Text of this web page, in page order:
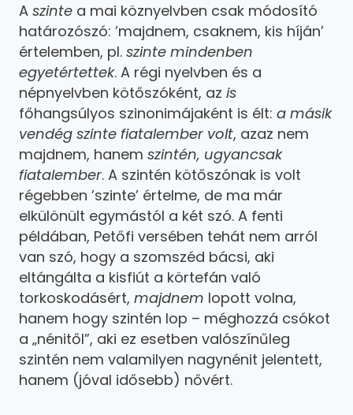
A szinte a mai köznyelvben csak módosító
határozószó: ’majdnem, csaknem, kis híján’
értelemben, pl. szinte mindenben
egyetértettek. A régi nyelvben és a
népnyelvben kötőszóként, az is
főhangsúlyos szinonimájaként is élt: a másik
vendég szinte fiatalember volt, azaz nem
majdnem, hanem szintén, ugyancsak
fiatalember. A szintén kötőszónak is volt
régebben ’szinte’ értelme, de ma már
elkülönült egymástól a két szó. A fenti
példában, Petőfi versében tehát nem arról
van szó, hogy a szomszéd bácsi, aki
eltángálta a kisfiút a körtefán való
torkoskodásért, majdnem lopott volna,
hanem hogy szintén lop – méghozzá csókot
a „nénitől”, aki ez esetben valószínűleg
szintén nem valamilyen nagynénit jelentett,
hanem (jóval idősebb) nővért.